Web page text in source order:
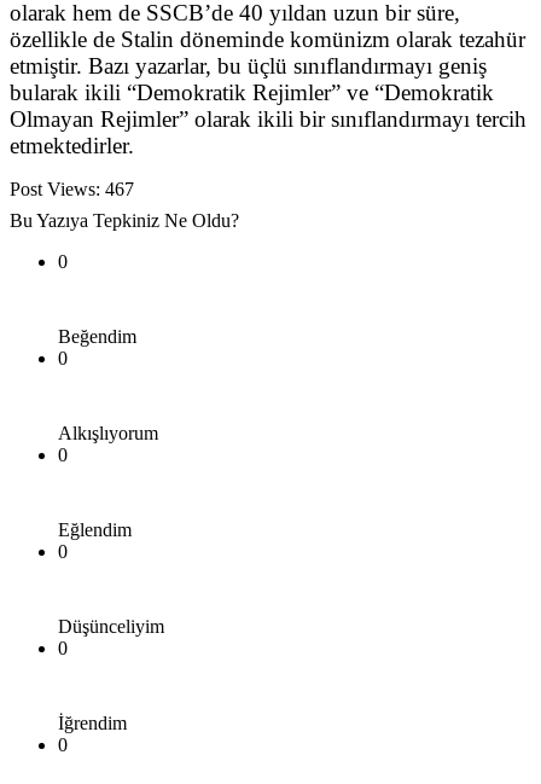
olarak hem de SSCB’de 40 yıldan uzun bir süre,
özellikle de Stalin döneminde komünizm olarak tezahür
etmiştir. Bazı yazarlar, bu üçlü sınıflandırmayı geniş
bularak ikili “Demokratik Rejimler” ve “Demokratik
Olmayan Rejimler” olarak ikili bir sınıflandırmayı tercih
etmektedirler.
Post Views: 467
Bu Yazıya Tepkiniz Ne Oldu?
0
Beğendim
0
Alkışlıyorum
0
Eğlendim
0
Düşünceliyim
0
İğrendim
0